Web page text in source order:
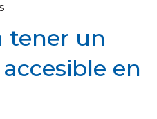
tener un
en